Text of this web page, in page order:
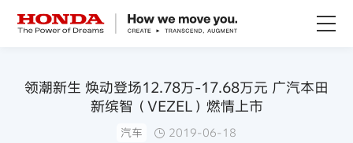
领潮新生 焕动登场12.78万-17.68万元 广汽本田
新缤智（VEZEL）燃情上市
汽车 2019-06-18